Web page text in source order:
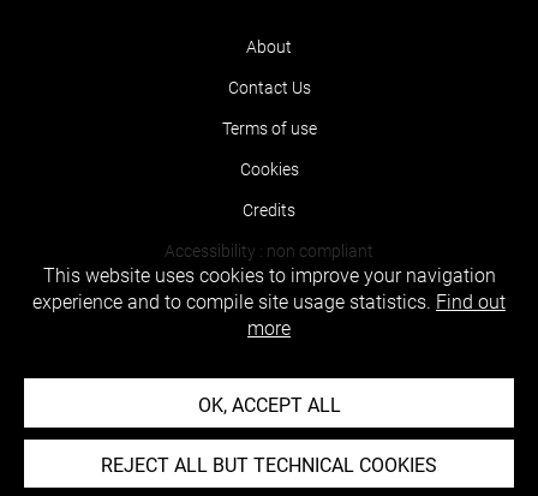
About
Contact Us
Terms of use
Cookies
Credits
Accessibility : non compliant
This website uses cookies to improve your navigation
experience and to compile site usage statistics. Find out
more
OK, ACCEPT ALL
REJECT ALL BUT TECHNICAL COOKIES